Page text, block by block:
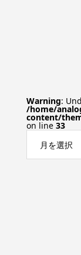
Warning:
/home/
content/
on line 33
月を選択